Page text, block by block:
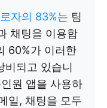
자의 83%는 팀
채팅을 이용합
60%가 이러한
비되고 있습니
원 앱을 사용하
일, 채팅을 모두